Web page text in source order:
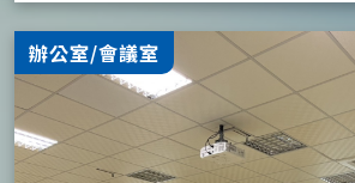
辦公室/會議室